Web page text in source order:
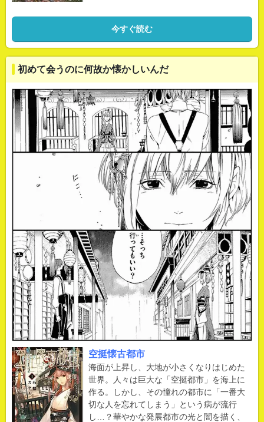
今すぐ読む
初めて会うのに何故か懐かしいんだ
空挺懐古都市
海面が上昇し、大地が小さくなりはじめた
世界。人々は巨大な「空挺都市」を海上に
作る。しかし、その憧れの都市に「一番大
切な人を忘れてしまう」という病が流行
し…？華やかな発展都市の光と闇を描く、